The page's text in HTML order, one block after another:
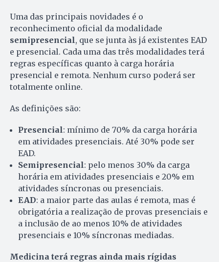
Uma das principais novidades é o
reconhecimento oficial da modalidade
semipresencial, que se junta às já existentes EAD
e presencial. Cada uma das três modalidades terá
regras específicas quanto à carga horária
presencial e remota. Nenhum curso poderá ser
totalmente online.
As definições são:
Presencial: mínimo de 70% da carga horária
em atividades presenciais. Até 30% pode ser
EAD.
Semipresencial: pelo menos 30% da carga
horária em atividades presenciais e 20% em
atividades síncronas ou presenciais.
EAD: a maior parte das aulas é remota, mas é
obrigatória a realização de provas presenciais e
a inclusão de ao menos 10% de atividades
presenciais e 10% síncronas mediadas.
Medicina terá regras ainda mais rígidas